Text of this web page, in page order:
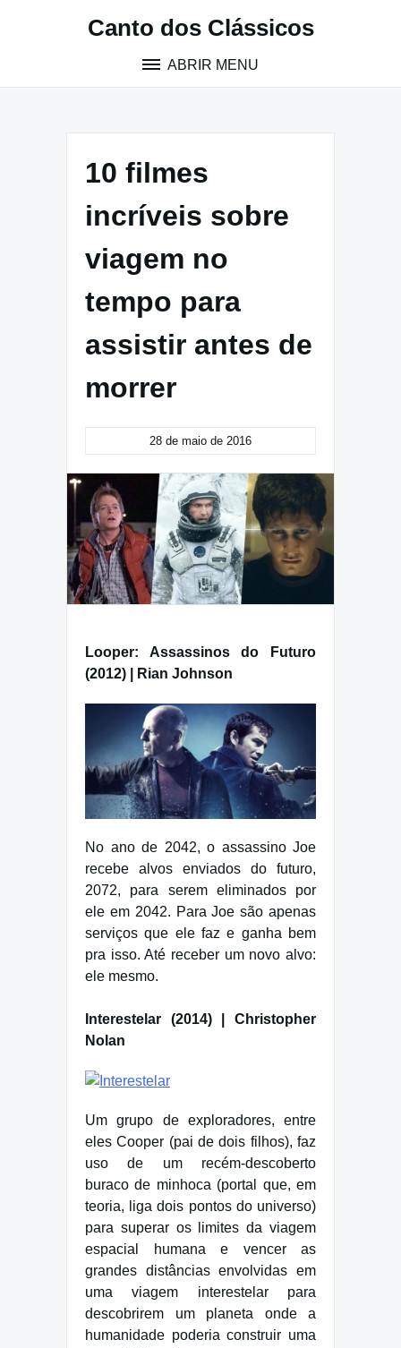
Canto dos Clássicos
ABRIR MENU
10 filmes
incríveis sobre
viagem no
tempo para
assistir antes de
morrer
28 de maio de 2016
Looper: Assassinos do Futuro
(2012) | Rian Johnson
No ano de 2042, o assassino Joe
recebe alvos enviados do futuro,
2072, para serem eliminados por
ele em 2042. Para Joe são apenas
serviços que ele faz e ganha bem
pra isso. Até receber um novo alvo:
ele mesmo.
Interestelar (2014) | Christopher
Nolan
Um grupo de exploradores, entre
eles Cooper (pai de dois filhos), faz
uso de um recém-descoberto
buraco de minhoca (portal que, em
teoria, liga dois pontos do universo)
para superar os limites da viagem
espacial humana e vencer as
grandes distâncias envolvidas em
uma viagem interestelar para
descobrirem um planeta onde a
humanidade poderia construir uma